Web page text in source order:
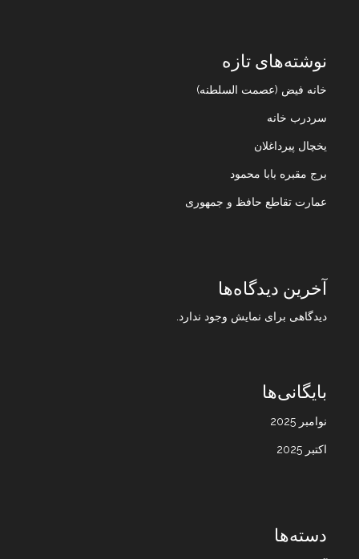
نوشته‌های تازه
خانه فیض (عصمت السلطنه)
سردرب خانه
یخچال پیرداغلان
برج مقبره بابا محمود
عمارت تقاطع حافظ و جمهوری
آخرین دیدگاه‌ها
دیدگاهی برای نمایش وجود ندارد.
بایگانی‌ها
نوامبر 2025
اکتبر 2025
دسته‌ها